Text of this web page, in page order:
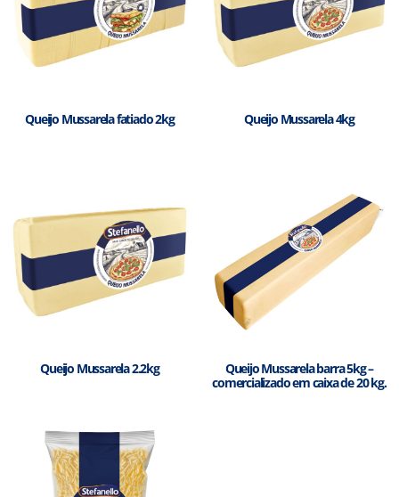
Queijo Mussarela fatiado 2kg Queijo Mussarela 4kg
Queijo Mussarela 2.2kg
Queijo Mussarela barra 5kg –
comercializado em caixa de 20 kg.